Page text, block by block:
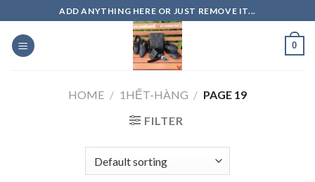
to
content
ADD ANYTHING HERE OR JUST REMOVE IT...
0
HOME / 1HẾT-HÀNG / PAGE 19
FILTER